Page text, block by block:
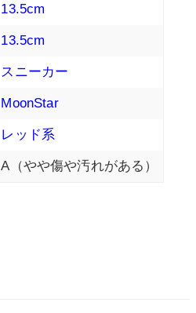
13.5cm
13.5cm
スニーカー
MoonStar
レッド系
A（やや傷や汚れがある）